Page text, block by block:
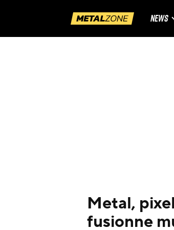
NEWS
Metal,
fusionne